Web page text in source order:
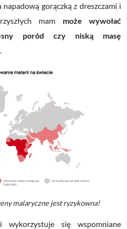
napadową gorączką z dreszczami i
mam może wywołać
poród czy niską masę
.
malaryczne jest ryzykowna!
wykorzystuje się wspomniane